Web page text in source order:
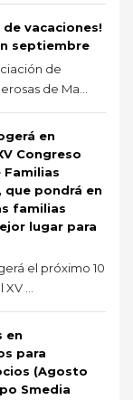
de vacaciones!
septiembre
de
de Ma...
en
Congreso
Familias
que pondrá en
familias
lugar para
el próximo 10
...
en
para
(Agosto
Smedia